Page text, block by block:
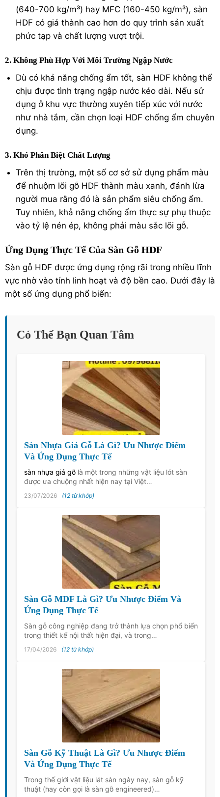
(640-700 kg/m³) hay MFC (160-450 kg/m³), sàn
HDF có giá thành cao hơn do quy trình sản xuất
phức tạp và chất lượng vượt trội.
2. Không Phù Hợp Với Môi Trường Ngập Nước
Dù có khả năng chống ẩm tốt, sàn HDF không thể
chịu được tình trạng ngập nước kéo dài. Nếu sử
dụng ở khu vực thường xuyên tiếp xúc với nước
như nhà tắm, cần chọn loại HDF chống ẩm chuyên
dụng.
3. Khó Phân Biệt Chất Lượng
Trên thị trường, một số cơ sở sử dụng phẩm màu
để nhuộm lõi gỗ HDF thành màu xanh, đánh lừa
người mua rằng đó là sản phẩm siêu chống ẩm.
Tuy nhiên, khả năng chống ẩm thực sự phụ thuộc
vào tỷ lệ nén ép, không phải màu sắc lõi gỗ.
Ứng Dụng Thực Tế Của Sàn Gỗ HDF
Sàn gỗ HDF được ứng dụng rộng rãi trong nhiều lĩnh
vực nhờ vào tính linh hoạt và độ bền cao. Dưới đây là
một số ứng dụng phổ biến:
Có Thể Bạn Quan Tâm
Sàn Nhựa Giả Gỗ Là Gì? Ưu Nhược Điểm
Và Ứng Dụng Thực Tế
sàn nhựa giả gỗ là một trong những vật liệu lót sàn
được ưa chuộng nhất hiện nay tại Việt…
23/07/2026 (12 từ khớp)
Sàn Gỗ MDF Là Gì? Ưu Nhược Điểm Và
Ứng Dụng Thực Tế
Sàn gỗ công nghiệp đang trở thành lựa chọn phổ biến
trong thiết kế nội thất hiện đại, và trong…
17/04/2026 (12 từ khớp)
Sàn Gỗ Kỹ Thuật Là Gì? Ưu Nhược Điểm
Và Ứng Dụng Thực Tế
Trong thế giới vật liệu lát sàn ngày nay, sàn gỗ kỹ
thuật (hay còn gọi là sàn gỗ engineered)…